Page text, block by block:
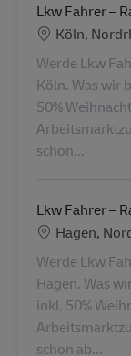
Lkw Fahrer –
Location
Köln,
Werde Lkw
Köln. Was wir
50%
schon...
Lkw Fahrer –
Location
Hagen,
Werde Lkw
Hagen. Was
inkl. 50%
schon ab...